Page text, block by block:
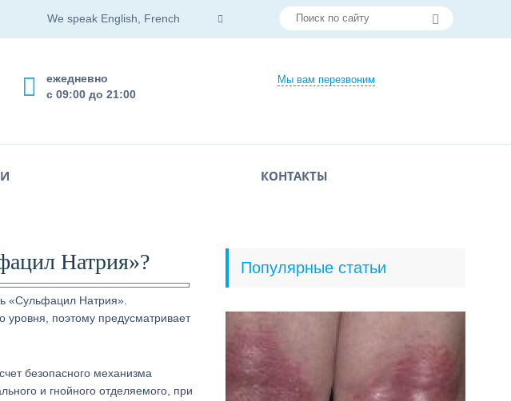
We speak English, French
Мы вам перезвоним
ежедневно
с 09:00 до 21:00
КОНТАКТЫ
Натрия»?
«Сульфацил Натрия».
уровня, поэтому предусматривает
безопасного механизма
и гнойного отделяемого, при
Популярные статьи